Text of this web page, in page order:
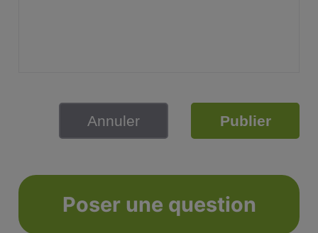
Annuler Publier
Poser une question